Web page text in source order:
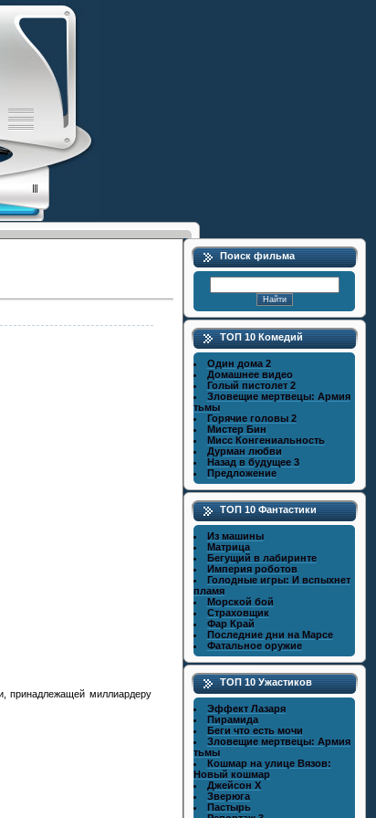
принадлежащей миллиардеру
Поиск фильма
ТОП 10 Комедий
Один дома 2
Домашнее видео
Голый пистолет 2
Зловещие мертвецы: Армия
тьмы
Горячие головы 2
Мистер Бин
Мисс Конгениальность
Дурман любви
Назад в будущее 3
Предложение
ТОП 10 Фантастики
Из машины
Матрица
Бегущий в лабиринте
Империя роботов
Голодные игры: И вспыхнет
пламя
Морской бой
Страховщик
Фар Край
Последние дни на Марсе
Фатальное оружие
ТОП 10 Ужастиков
Эффект Лазаря
Пирамида
Беги что есть мочи
Зловещие мертвецы: Армия
тьмы
Кошмар на улице Вязов:
Новый кошмар
Джейсон X
Зверюга
Пастырь